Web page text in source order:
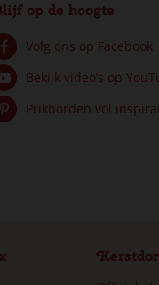
op de hoogte
Volg ons op Facebook
Bekijk video’s op
Prikborden vol